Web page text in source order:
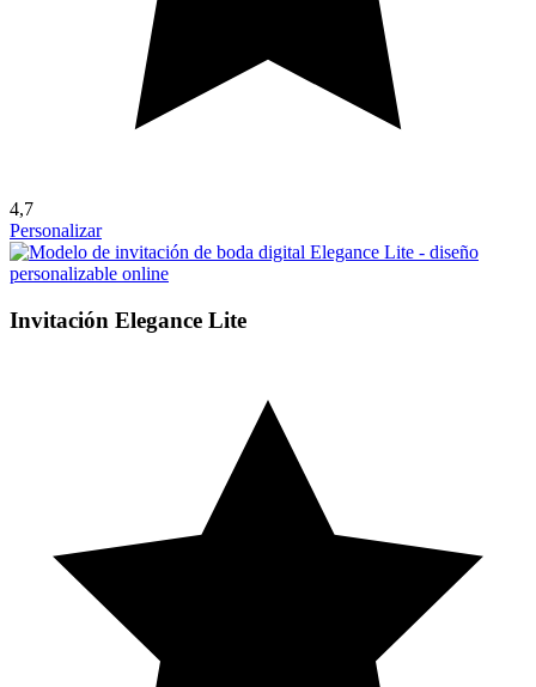
4,7
Personalizar
Invitación Elegance Lite